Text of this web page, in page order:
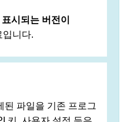
시되는 버전이
입니다.
된 파일을 기존 프로그